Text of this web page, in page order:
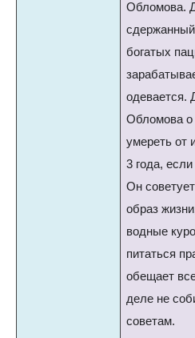
Обломова.
богатых
одевается.
Обломова о
умереть от
3 года,
Он
образ
водные
питаться
обещает
деле не
советам.